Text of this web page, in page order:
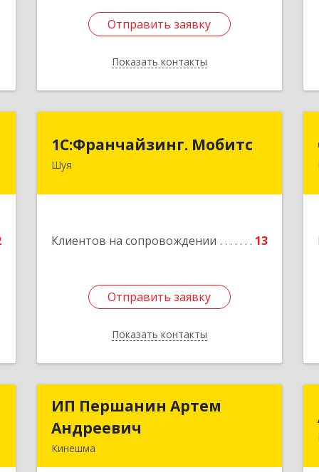
Отправить заявку
Показать контакты
Отправить заявку
Назад
1С:Франчайзинг. Мобитс
Шуя
Клиентов на сопровождении 13
Отправить заявку
Показать контакты
1С:Франчайзинг. Мобитс
Отправить заявку
Назад
ИП Першанин Артем
Андреевич
Кинешма
ИП Першанин Артем